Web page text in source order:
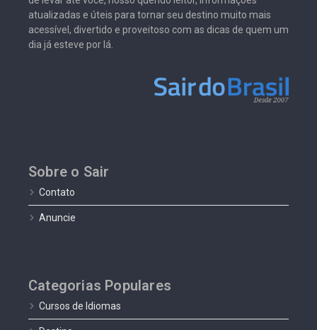
atualizadas e úteis para tornar seu destino muito mais
acessível, divertido e proveitoso com as dicas de quem um
dia já esteve por lá.
Sobre o Sair
Contato
Anuncie
Categorias Populares
Cursos de Idiomas